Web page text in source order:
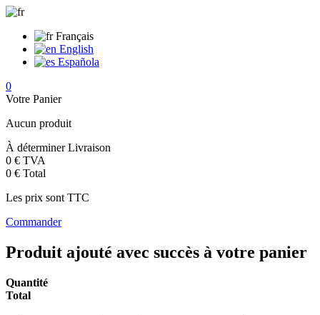
Français
English
Española
0
Votre Panier
Aucun produit
À déterminerLivraison
0 € TVA
0 € Total
Les prix sont TTC
Commander
Produit ajouté avec succès à votre panier
Quantité
Total